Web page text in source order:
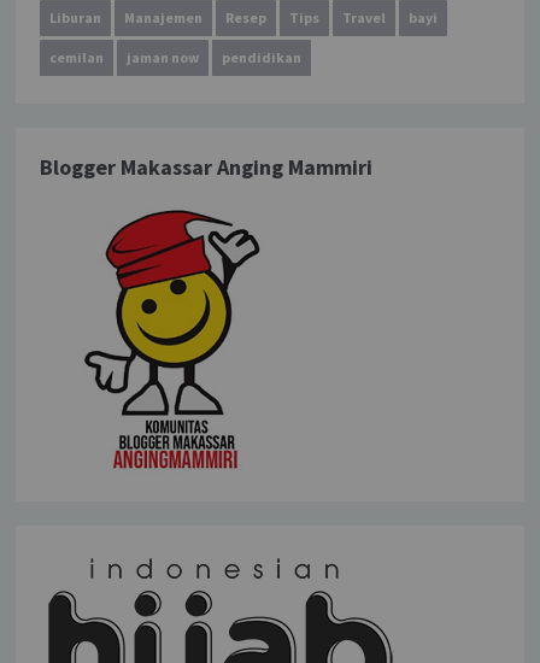
Liburan Manajemen Resep Tips Travel bayi
cemilan jaman now pendidikan
Blogger Makassar Anging Mammiri